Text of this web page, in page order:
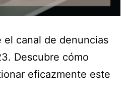
canal de denuncias
Descubre cómo
eficazmente este